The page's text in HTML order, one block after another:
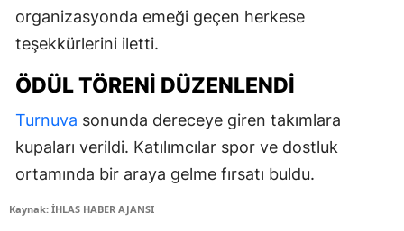
organizasyonda emeği geçen herkese
teşekkürlerini iletti.
ÖDÜL TÖRENI DÜZENLENDI
Turnuva sonunda dereceye giren takımlara
kupaları verildi. Katılımcılar spor ve dostluk
ortamında bir araya gelme fırsatı buldu.
Kaynak: İHLAS HABER AJANSI